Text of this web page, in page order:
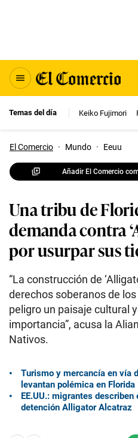
Temas del día Keiko Fujimori
El Comercio · Mundo · Eeuu
Añadir El Comercio
Una tribu de
demanda contra
por usurpar sus
“La construcción de
derechos soberanos de
peligro un paisaje cultural
importancia”, acusa la
Nativos.
Turismo y mercancía en vía
levantan polémica en Florida
EE.UU.: migrantes
detención Alligator Alcatraz